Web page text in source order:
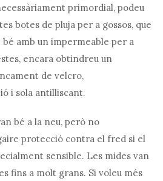
primordial, podeu
botes de pluja per a gossos, que
bé amb un impermeable per a
encara obtindreu un
de velcro,
i sola antilliscant.
bé a la neu, però no
protecció contra el fred si el
sensible. Les mides van
fins a molt grans. Si voleu més